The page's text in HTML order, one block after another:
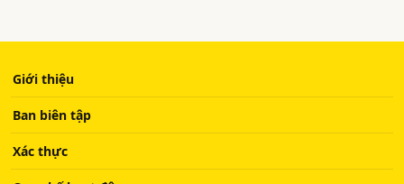
Giới thiệu
Ban biên tập
Xác thực